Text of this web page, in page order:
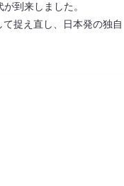
到来しました。
捉え直し、日本発の独自